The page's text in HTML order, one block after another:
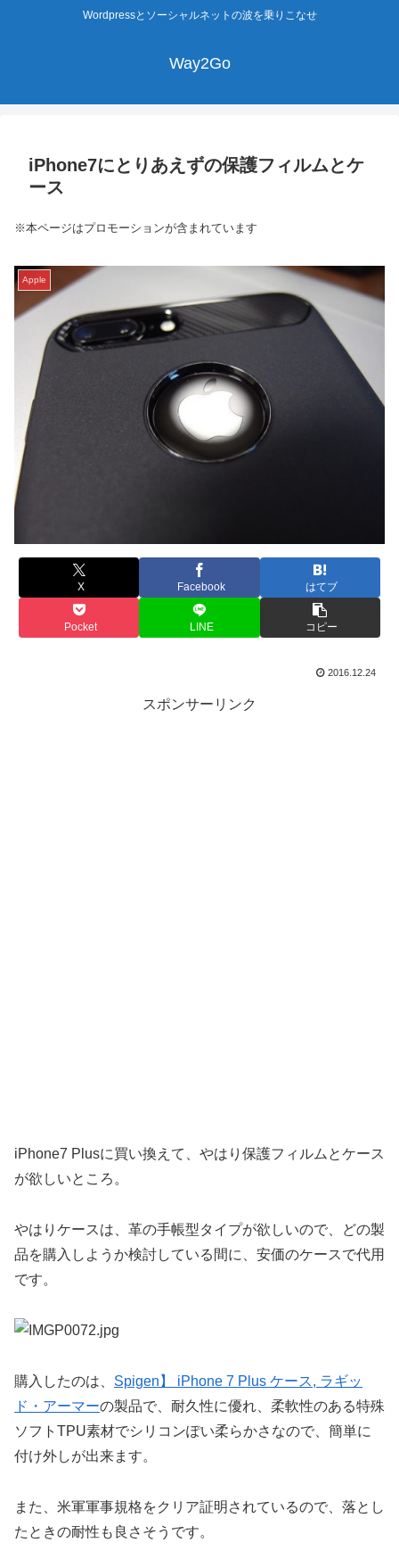
Wordpressとソーシャルネットの波を乗りこなせ
Way2Go
iPhone7にとりあえずの保護フィルムとケ
ース
※本ページはプロモーションが含まれています
Apple
X Facebook はてブ
Pocket LINE コピー
2016.12.24
スポンサーリンク
iPhone7 Plusに買い換えて、やはり保護フィルムとケース
が欲しいところ。
やはりケースは、革の手帳型タイプが欲しいので、どの製
品を購入しようか検討している間に、安価のケースで代用
です。
購入したのは、 Spigen】 iPhone 7 Plus ケース, ラギッ
ド・アーマーの製品で、耐久性に優れ、柔軟性のある特殊
ソフトTPU素材でシリコンぽい柔らかさなので、簡単に
付け外しが出来ます。
また、米軍軍事規格をクリア証明されているので、落とし
たときの耐性も良さそうです。